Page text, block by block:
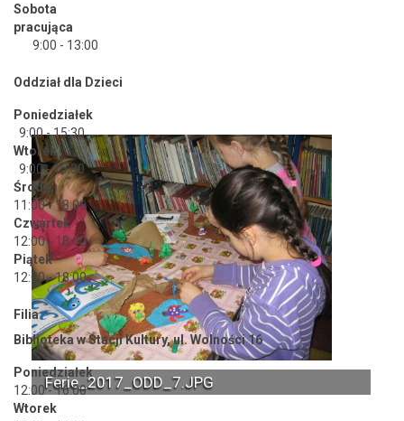
Ferie_2017_ODD_7.JPG
Sobota
pracująca
9:00 - 13:00
Oddział dla Dzieci
Poniedziałek
9:00 - 15:30
Wtorek
9:00 - 15:30
Środa
11:00 - 18:00
Czwartek
12:00 - 18:00
Piątek
12:00 - 18:00
Filia
Biblioteka w Stacji Kultury, ul. Wolności 16
Poniedziałek
12:00 - 16:00
Wtorek